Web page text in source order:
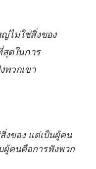
ไม่ใช่สิ่งของ
ดในการ
พวกเขา
งของ แต่เป็นผู้คน
ผู้คนคือการฟังพวก